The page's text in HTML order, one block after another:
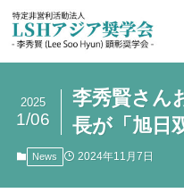
李秀賢さん
長が「旭日
2025
1/06
News 2024年11月7日